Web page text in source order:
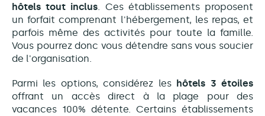
hôtels tout inclus. Ces établissements proposent
un forfait comprenant l'hébergement, les repas, et
parfois même des activités pour toute la famille.
Vous pourrez donc vous détendre sans vous soucier
de l'organisation.
Parmi les options, considérez les hôtels 3 étoiles
offrant un accès direct à la plage pour des
vacances 100% détente. Certains établissements